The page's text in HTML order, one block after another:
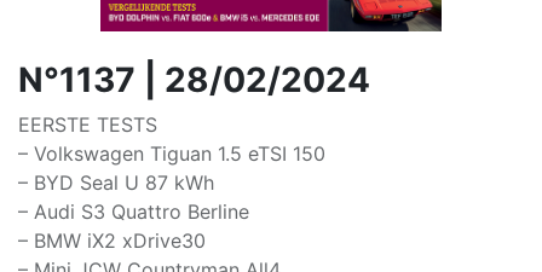
N°1137 | 28/02/2024
EERSTE TESTS
– Volkswagen Tiguan 1.5 eTSI 150
– BYD Seal U 87 kWh
– Audi S3 Quattro Berline
– BMW iX2 xDrive30